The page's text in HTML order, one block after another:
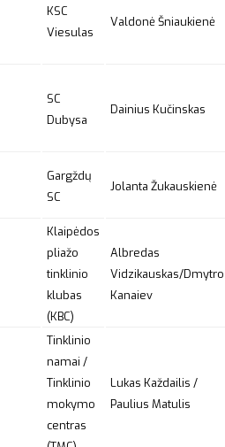
KSC
Viesulas
Valdonė Šniaukienė
SC
Dubysa
Dainius Kučinskas
Gargždų
SC
Jolanta Žukauskienė
Klaipėdos
pliažo
tinklinio
klubas
(KBC)
Albredas
Vidzikauskas/Dmytro
Kanaiev
Tinklinio
namai /
Tinklinio
mokymo
centras
Lukas Každailis /
Paulius Matulis